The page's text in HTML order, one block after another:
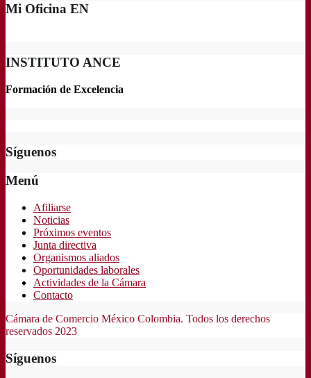
Mi Oficina EN
INSTITUTO ANCE
Formación de Excelencia
Síguenos
Menú
Afiliarse
Noticias
Próximos eventos
Junta directiva
Organismos aliados
Oportunidades laborales
Actividades de la Cámara
Contacto
Cámara de Comercio México Colombia. Todos los derechos
reservados 2023
Síguenos